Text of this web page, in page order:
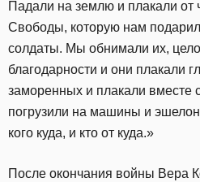
Падали на землю и плакали от
Свободы, которую нам
солдаты. Мы обнимали их,
благодарности и они плакали
заморенных и плакали вместе
погрузили на машины и
кого куда, и кто от куда.»
После окончания войны Вера